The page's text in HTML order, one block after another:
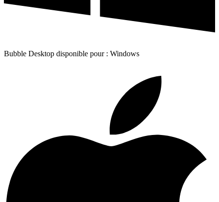
Bubble Desktop disponible pour : Windows